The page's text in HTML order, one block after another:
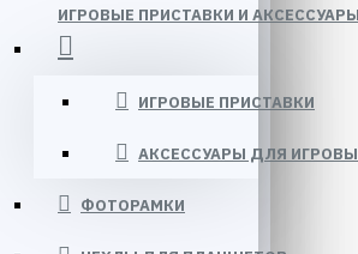
ИГРОВЫЕ ПРИСТАВКИ И
ИГРОВЫЕ ПРИСТАВКИ
АКСЕССУАРЫ ДЛЯ
ФОТОРАМКИ